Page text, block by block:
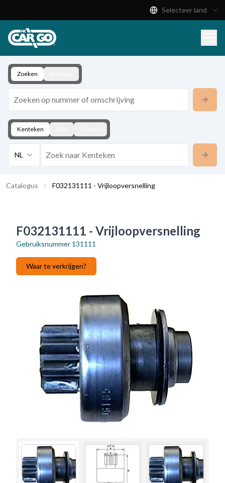
Download
Contact
Selecteer land
Zoeken
Kenteken
NL
Catalogus F032131111 - Vrijloopversnelling
F032131111 - Vrijloopversnelling
Gebruiksnummer 131111
Waar te verkrijgen?